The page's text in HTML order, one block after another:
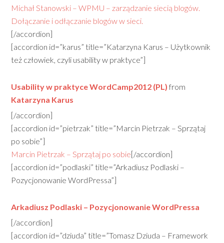
Michał Stanowski – WPMU – zarządzanie siecią blogów.
Dołączanie i odłączanie blogów w sieci.
[/accordion]
[accordion id=”karus” title=”Katarzyna Karus – Użytkownik
też człowiek, czyli usability w praktyce”]
Usability w praktyce WordCamp2012 (PL) from
Katarzyna Karus
[/accordion]
[accordion id=”pietrzak” title=”Marcin Pietrzak – Sprzątaj
po sobie”]
Marcin Pietrzak – Sprzątaj po sobie[/accordion]
[accordion id=”podlaski” title=”Arkadiusz Podlaski –
Pozycjonowanie WordPressa”]
Arkadiusz Podlaski – Pozycjonowanie WordPressa
[/accordion]
[accordion id=”dziuda” title=”Tomasz Dziuda – Framework